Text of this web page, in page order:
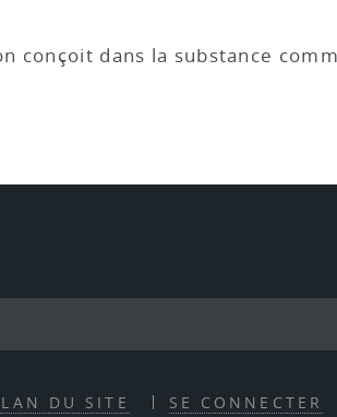
conçoit dans la substance
DU SITE SE CONNECTER